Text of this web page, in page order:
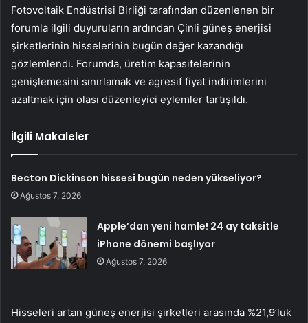
Fotovoltaik Endüstrisi Birliği tarafından düzenlenen bir
forumla ilgili duyuruların ardından Çinli güneş enerjisi
şirketlerinin hisselerinin bugün değer kazandığı
gözlemlendi. Forumda, üretim kapasitelerinin
genişlemesini sınırlamak ve agresif fiyat indirimlerini
azaltmak için olası düzenleyici eylemler tartışıldı.
İlgili Makaleler
Becton Dickinson hissesi bugün neden yükseliyor?
Ağustos 7, 2026
Apple’dan yeni hamle! 24 ay taksitle
iPhone dönemi başlıyor
Ağustos 7, 2026
Hisseleri artan güneş enerjisi şirketleri arasında %21,9’luk